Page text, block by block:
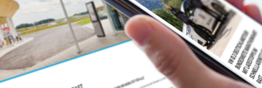
Für Gäste
Partner